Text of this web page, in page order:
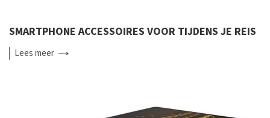
SMARTPHONE ACCESSOIRES VOOR TIJDENS JE REIS
Leesmeer